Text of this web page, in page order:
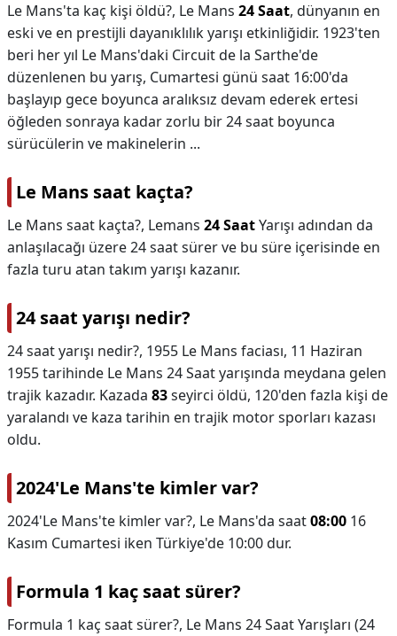
Le Mans'ta kaç kişi öldü?, Le Mans 24 Saat, dünyanın en
eski ve en prestijli dayanıklılık yarışı etkinliğidir. 1923'ten
beri her yıl Le Mans'daki Circuit de la Sarthe'de
düzenlenen bu yarış, Cumartesi günü saat 16:00'da
başlayıp gece boyunca aralıksız devam ederek ertesi
öğleden sonraya kadar zorlu bir 24 saat boyunca
sürücülerin ve makinelerin ...
Le Mans saat kaçta?
Le Mans saat kaçta?, Lemans 24 SaatYarışı adından da
anlaşılacağı üzere 24 saat sürer ve bu süre içerisinde en
fazla turu atan takım yarışı kazanır.
24 saat yarışı nedir?
24 saat yarışı nedir?, 1955 Le Mans faciası, 11 Haziran
1955 tarihinde Le Mans 24 Saat yarışında meydana gelen
trajik kazadır. Kazada 83seyirci öldü, 120'den fazla kişi de
yaralandı ve kaza tarihin en trajik motor sporları kazası
oldu.
2024'Le Mans'te kimler var?
2024'Le Mans'te kimler var?, Le Mans'da saat08:00 16
Kasım Cumartesi iken Türkiye'de 10:00 dur.
Formula 1 kaç saat sürer?
Formula 1 kaç saat sürer?, Le Mans 24 Saat Yarışları (24